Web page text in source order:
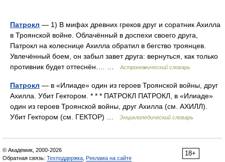
Патрокл — 1) В мифах древних греков друг и соратник Ахилла
в Троянской войне. Облачённый в доспехи своего друга,
Патрокл на колеснице Ахилла обратил в бегство троянцев.
Увлечённый боем, он забыл завет друга: вернуться, как только
противник будет оттеснён.… …
Астрономический словарь
Патрокл — в «Илиаде» один из героев Троянской войны, друг
Ахилла. Убит Гектором. * * * ПАТРОКЛ ПАТРОКЛ, в «Илиаде»
один из героев Троянской войны, друг Ахилла (см. АХИЛЛ).
Убит Гектором (см. ГЕКТОР) …
Энциклопедический словарь
18+
© Академик, 2000-2026
Обратная связь: Техподдержка Реклама на сайте